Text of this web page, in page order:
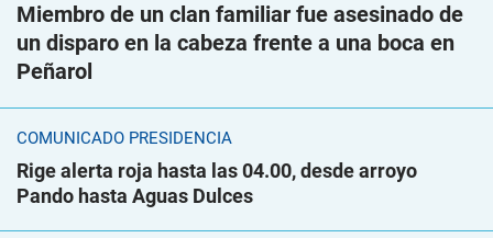
Miembro de un clan familiar fue asesinado de
un disparo en la cabeza frente a una boca en
Peñarol
COMUNICADO PRESIDENCIA
Rige alerta roja hasta las 04.00, desde arroyo
Pando hasta Aguas Dulces